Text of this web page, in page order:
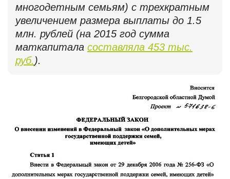
многодетным семьям) с трехкратным
увеличением размера выплаты до 1.5
млн. рублей (на 2015 год сумма
маткапитала составляла 453 тыс.
руб. ).